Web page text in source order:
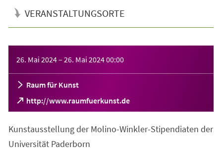
VERANSTALTUNGSORTE
26. Mai 2024– 26. Mai 202400:00
Raum für Kunst
http://www.raumfuerkunst.de
(Öffnet
in
neuen
Tab)
Kunstausstellung der Molino-Winkler-Stipendiaten der
Universität Paderborn